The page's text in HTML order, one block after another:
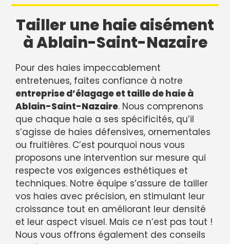
Tailler une haie aisément
à Ablain-Saint-Nazaire
Pour des haies impeccablement
entretenues, faites confiance à notre
entreprise d’élagage et taille de haie à
Ablain-Saint-Nazaire. Nous comprenons
que chaque haie a ses spécificités, qu’il
s’agisse de haies défensives, ornementales
ou fruitières. C’est pourquoi nous vous
proposons une intervention sur mesure qui
respecte vos exigences esthétiques et
techniques. Notre équipe s’assure de tailler
vos haies avec précision, en stimulant leur
croissance tout en améliorant leur densité
et leur aspect visuel. Mais ce n’est pas tout !
Nous vous offrons également des conseils